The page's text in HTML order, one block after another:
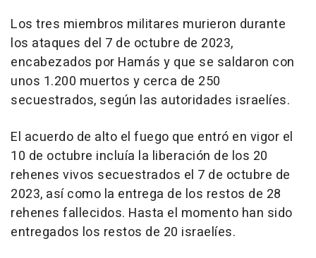
Los tres miembros militares murieron durante
los ataques del 7 de octubre de 2023,
encabezados por Hamás y que se saldaron con
unos 1.200 muertos y cerca de 250
secuestrados, según las autoridades israelíes.
El acuerdo de alto el fuego que entró en vigor el
10 de octubre incluía la liberación de los 20
rehenes vivos secuestrados el 7 de octubre de
2023, así como la entrega de los restos de 28
rehenes fallecidos. Hasta el momento han sido
entregados los restos de 20 israelíes.